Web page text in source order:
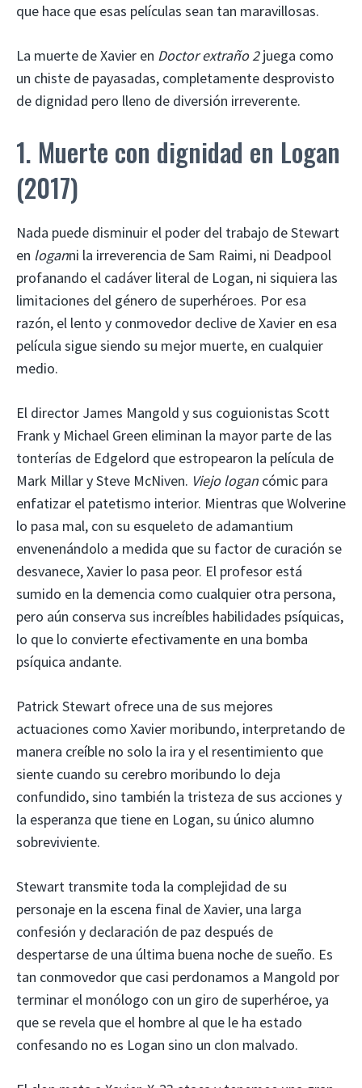
que hace que esas películas sean tan maravillosas.
La muerte de Xavier en Doctor extraño 2juega como
un chiste de payasadas, completamente desprovisto
de dignidad pero lleno de diversión irreverente.
1. Muerte con dignidad en Logan
(2017)
Nada puede disminuir el poder del trabajo de Stewart
en loganni la irreverencia de Sam Raimi, ni Deadpool
profanando el cadáver literal de Logan, ni siquiera las
limitaciones del género de superhéroes. Por esa
razón, el lento y conmovedor declive de Xavier en esa
película sigue siendo su mejor muerte, en cualquier
medio.
El director James Mangold y sus coguionistas Scott
Frank y Michael Green eliminan la mayor parte de las
tonterías de Edgelord que estropearon la película de
Mark Millar y Steve McNiven. Viejo logan cómic para
enfatizar el patetismo interior. Mientras que Wolverine
lo pasa mal, con su esqueleto de adamantium
envenenándolo a medida que su factor de curación se
desvanece, Xavier lo pasa peor. El profesor está
sumido en la demencia como cualquier otra persona,
pero aún conserva sus increíbles habilidades psíquicas,
lo que lo convierte efectivamente en una bomba
psíquica andante.
Patrick Stewart ofrece una de sus mejores
actuaciones como Xavier moribundo, interpretando de
manera creíble no solo la ira y el resentimiento que
siente cuando su cerebro moribundo lo deja
confundido, sino también la tristeza de sus acciones y
la esperanza que tiene en Logan, su único alumno
sobreviviente.
Stewart transmite toda la complejidad de su
personaje en la escena final de Xavier, una larga
confesión y declaración de paz después de
despertarse de una última buena noche de sueño. Es
tan conmovedor que casi perdonamos a Mangold por
terminar el monólogo con un giro de superhéroe, ya
que se revela que el hombre al que le ha estado
confesando no es Logan sino un clon malvado.